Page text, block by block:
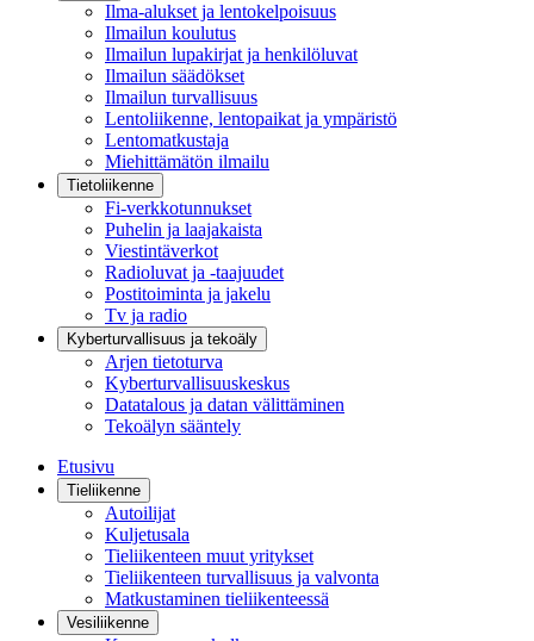
Ilma-alukset ja lentokelpoisuus
Ilmailun koulutus
Ilmailun lupakirjat ja henkilöluvat
Ilmailun säädökset
Ilmailun turvallisuus
Lentoliikenne, lentopaikat ja ympäristö
Lentomatkustaja
Miehittämätön ilmailu
Tietoliikenne
Fi-verkkotunnukset
Puhelin ja laajakaista
Viestintäverkot
Radioluvat ja -taajuudet
Postitoiminta ja jakelu
Tv ja radio
Kyberturvallisuus ja tekoäly
Arjen tietoturva
Kyberturvallisuuskeskus
Datatalous ja datan välittäminen
Tekoälyn sääntely
Etusivu
Tieliikenne
Autoilijat
Kuljetusala
Tieliikenteen muut yritykset
Tieliikenteen turvallisuus ja valvonta
Matkustaminen tieliikenteessä
Vesiliikenne